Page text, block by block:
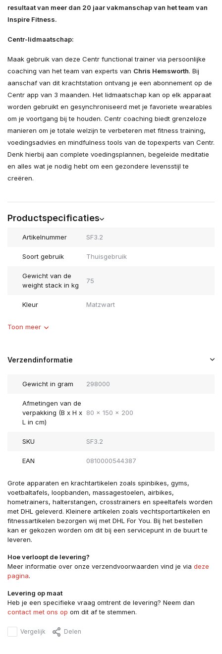
resultaat van meer dan 20 jaar vakmanschap van het team van
Inspire Fitness.
Centr-lidmaatschap:
Maak gebruik van deze Centr functional trainer via persoonlijke
coaching van het team van experts van Chris Hemsworth. Bij
aanschaf van dit krachtstation ontvang je een abonnement op de
Centr app van 3 maanden. Het lidmaatschap kan op elk apparaat
worden gebruikt en gesynchroniseerd met je favoriete wearables
om je voortgang bij te houden. Centr coaching biedt grenzeloze
manieren om je totale welzijn te verbeteren met fitness training,
voedingsadvies en mindfulness tools van de topexperts van Centr.
Denk hierbij aan complete voedingsplannen, begeleide meditatie
en alles wat je nodig hebt om een gezondere levensstijl te
creëren.
Productspecificaties
Artikelnummer SF3.2
Soort gebruik Thuisgebruik
Gewicht van de
weight stack in kg
75
Kleur Matzwart
Toon meer
Verzendinformatie
Gewicht in gram 298000
Afmetingen van de
verpakking (B x H x
L in cm)
80 x 150 x 200
SKU SF3.2
EAN 0810000544387
Grote apparaten en krachtartikelen zoals spinbikes, gyms,
voetbaltafels, loopbanden, massagestoelen, airbikes,
hometrainers, halterstangen, crosstrainers en speeltafels worden
met DHL geleverd. Kleinere artikelen zoals vechtsportartikelen en
fitnessartikelen bezorgen wij met DHL For You. Bij het bestellen
kan er gekozen worden om dit bij een servicepunt in de buurt te
leveren.
Hoe verloopt de levering?
Meer informatie over onze verzendvoorwaarden vind je via deze
pagina.
Levering op maat
Heb je een specifieke vraag omtrent de levering? Neem dan
contact met ons op om dit af te stemmen.
Vergelijk Delen